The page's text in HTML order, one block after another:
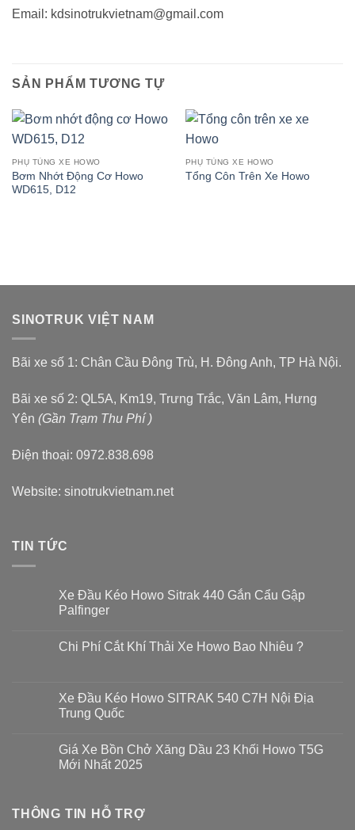
Email: kdsinotrukvietnam@gmail.com
SẢN PHẨM TƯƠNG TỰ
PHỤ TÙNG XE HOWO
Bơm Nhớt Động Cơ Howo
WD615, D12
PHỤ TÙNG XE HOWO
Tổng Côn Trên Xe Howo
SINOTRUK VIỆT NAM
Bãi xe số 1: Chân Cầu Đông Trù, H. Đông Anh, TP Hà Nội.
Bãi xe số 2: QL5A, Km19, Trưng Trắc, Văn Lâm, Hưng
Yên (Gần Trạm Thu Phí )
Điện thoại: 0972.838.698
Website: sinotrukvietnam.net
TIN TỨC
Xe Đầu Kéo Howo Sitrak 440 Gắn Cẩu Gập
Palfinger
bình
Kéo
Howo
Sitrak
Cẩu
Gập
Palfinger
Chi Phí Cắt Khí Thải Xe Howo Bao Nhiêu ?
luận
ở
Chi
Khí
Thải
Xe
Xe Đầu Kéo Howo SITRAK 540 C7H Nội Địa
Trung Quốc
bình
luận
ở
Howo
SITRAK
Giá Xe Bồn Chở Xăng Dầu 23 Khối Howo T5G
Mới Nhất 2025
luận
ở
THÔNG TIN HỖ TRỢ